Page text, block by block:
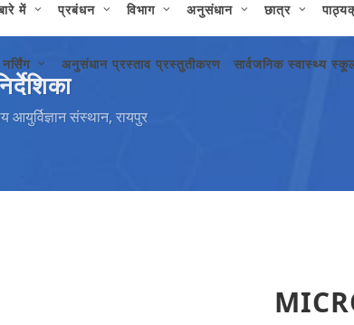
में प्रबंधन विभाग अनुसंधान छात्र
अनुसंधान प्रस्ताव प्रस्तुतीकरण सार्वजनिक स्वास्थ्य
आयुर्विज्ञान संस्थान, रायपुर